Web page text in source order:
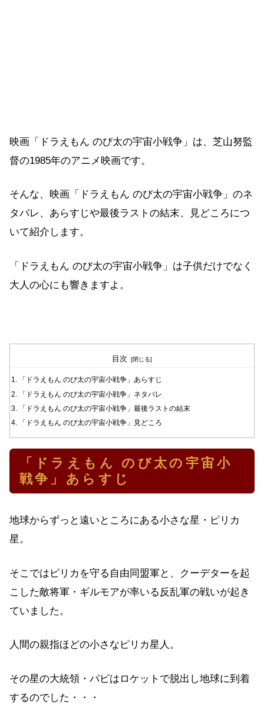
映画「ドラえもん のび太の宇宙小戦争」は、芝山努監
督の1985年のアニメ映画です。
そんな、映画「ドラえもん のび太の宇宙小戦争」のネ
タバレ、あらすじや最後ラストの結末、見どころにつ
いて紹介します。
「ドラえもん のび太の宇宙小戦争」は子供だけでなく
大人の心にも響きますよ。
目次
「ドラえもん のび太の宇宙小戦争」あらすじ
「ドラえもん のび太の宇宙小戦争」ネタバレ
「ドラえもん のび太の宇宙小戦争」最後ラストの結末
「ドラえもん のび太の宇宙小戦争」見どころ
「ドラえもん のび太の宇宙小
戦争」あらすじ
地球からずっと遠いところにある小さな星・ピリカ
星。
そこではピリカを守る自由同盟軍と、クーデターを起
こした敵将軍・ギルモアが率いる反乱軍の戦いが起き
ていました。
人間の親指ほどの小さなピリカ星人。
その星の大統領・パピはロケットで脱出し地球に到着
するのでした・・・